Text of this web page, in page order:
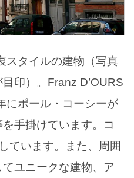
スタイルの建物（写真
印）。Franz D’OURS
にポール・コーシーが
手掛けています。コ
ています。また、周囲
ユニークな建物、ア